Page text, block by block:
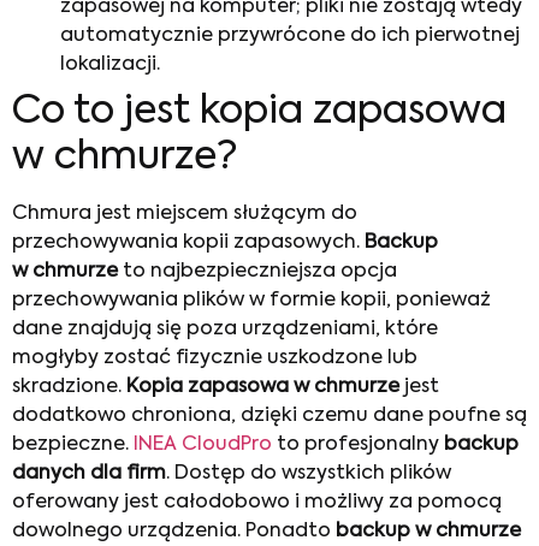
zapasowej na komputer; pliki nie zostają wtedy
automatycznie przywrócone do ich pierwotnej
lokalizacji.
Co to jest kopia zapasowa
w chmurze?
Chmura jest miejscem służącym do
przechowywania kopii zapasowych. Backup
w chmurzeto najbezpieczniejsza opcja
przechowywania plików w formie kopii, ponieważ
dane znajdują się poza urządzeniami, które
mogłyby zostać fizycznie uszkodzone lub
skradzione. Kopia zapasowa w chmurzejest
dodatkowo chroniona, dzięki czemu dane poufne są
bezpieczne. INEA CloudPro to profesjonalny backup
danych dla firm. Dostęp do wszystkich plików
oferowany jest całodobowo i możliwy za pomocą
dowolnego urządzenia. Ponadto backup w chmurze